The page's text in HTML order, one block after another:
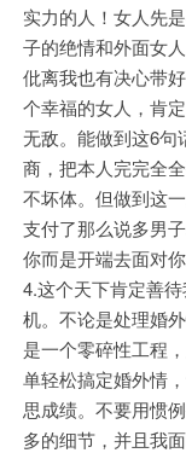
实力的人！女人先
子的绝情和外面女
仳离我也有决心带
个幸福的女人，肯
无敌。能做到这6句
商，把本人完完全
不坏体。但做到这
支付了那么说多男
你而是开端去面对
4.这个天下肯定善
机。不论是处理婚
是一个零碎性工程
单轻松搞定婚外情
思成绩。不要用惯
多的细节，并且我